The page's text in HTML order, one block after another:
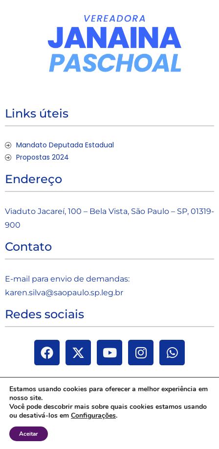
Links úteis
Mandato Deputada Estadual
Propostas 2024
Endereço
Viaduto Jacareí, 100 – Bela Vista, São Paulo – SP, 01319-
900
Contato
E-mail para envio de demandas:
karen.silva@saopaulo.sp.leg.br
Redes sociais
Janaina Paschoal | Todos os direitos reservados 2025
Estamos usando cookies para oferecer a melhor experiência em
nosso site.
Você pode descobrir mais sobre quais cookies estamos usando
ou desativá-los em Configurações.
Aceitar